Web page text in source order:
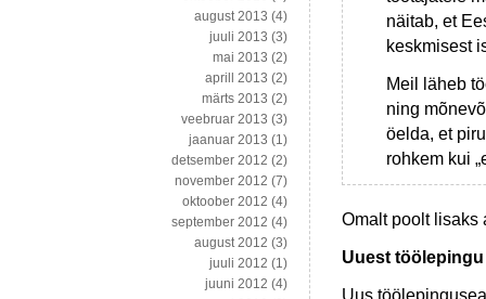
näitab, et
keskmisest
Meil läheb
ning
öelda, et
rohkem kui
Omalt poolt lisaks
Uuest
Uus
august 2013 (4)
juuli 2013 (3)
mai 2013 (2)
aprill 2013 (2)
märts 2013 (2)
veebruar 2013 (3)
jaanuar 2013 (1)
detsember 2012 (2)
november 2012 (7)
oktoober 2012 (4)
september 2012 (4)
august 2012 (3)
juuli 2012 (1)
juuni 2012 (4)